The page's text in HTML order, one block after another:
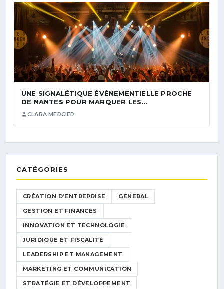
UNE SIGNALÉTIQUE ÉVÉNEMENTIELLE PROCHE
DE NANTES POUR MARQUER LES…
CLARA MERCIER
CATÉGORIES
CRÉATION D’ENTREPRISE GENERAL
GESTION ET FINANCES
INNOVATION ET TECHNOLOGIE
JURIDIQUE ET FISCALITÉ
LEADERSHIP ET MANAGEMENT
MARKETING ET COMMUNICATION
STRATÉGIE ET DÉVELOPPEMENT